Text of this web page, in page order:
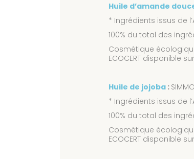
Huile d’amande
* Ingrédients issus de
100% du total des
Cosmétique
ECOCERT disponible
Huile de jojoba :
* Ingrédients issus de
100% du total des
Cosmétique
ECOCERT disponible